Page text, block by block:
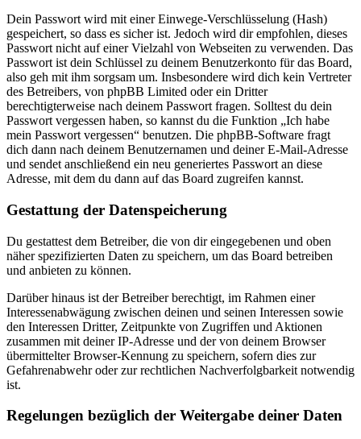
Dein Passwort wird mit einer Einwege-Verschlüsselung (Hash)
gespeichert, so dass es sicher ist. Jedoch wird dir empfohlen, dieses
Passwort nicht auf einer Vielzahl von Webseiten zu verwenden. Das
Passwort ist dein Schlüssel zu deinem Benutzerkonto für das Board,
also geh mit ihm sorgsam um. Insbesondere wird dich kein Vertreter
des Betreibers, von phpBB Limited oder ein Dritter
berechtigterweise nach deinem Passwort fragen. Solltest du dein
Passwort vergessen haben, so kannst du die Funktion „Ich habe
mein Passwort vergessen“ benutzen. Die phpBB-Software fragt
dich dann nach deinem Benutzernamen und deiner E-Mail-Adresse
und sendet anschließend ein neu generiertes Passwort an diese
Adresse, mit dem du dann auf das Board zugreifen kannst.
Gestattung der Datenspeicherung
Du gestattest dem Betreiber, die von dir eingegebenen und oben
näher spezifizierten Daten zu speichern, um das Board betreiben
und anbieten zu können.
Darüber hinaus ist der Betreiber berechtigt, im Rahmen einer
Interessenabwägung zwischen deinen und seinen Interessen sowie
den Interessen Dritter, Zeitpunkte von Zugriffen und Aktionen
zusammen mit deiner IP-Adresse und der von deinem Browser
übermittelter Browser-Kennung zu speichern, sofern dies zur
Gefahrenabwehr oder zur rechtlichen Nachverfolgbarkeit notwendig
ist.
Regelungen bezüglich der Weitergabe deiner Daten